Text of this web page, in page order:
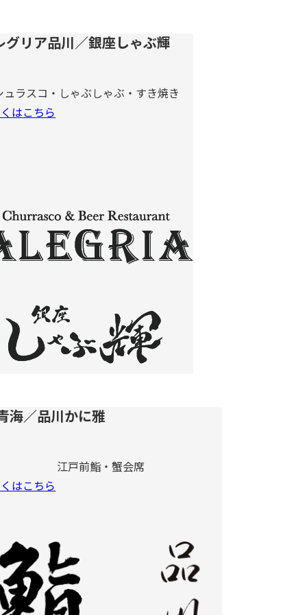
グリア品川／銀座しゃぶ輝
ュラスコ・しゃぶしゃぶ・すき焼き
はこちら
海／品川かに雅
江戸前鮨・蟹会席
はこちら